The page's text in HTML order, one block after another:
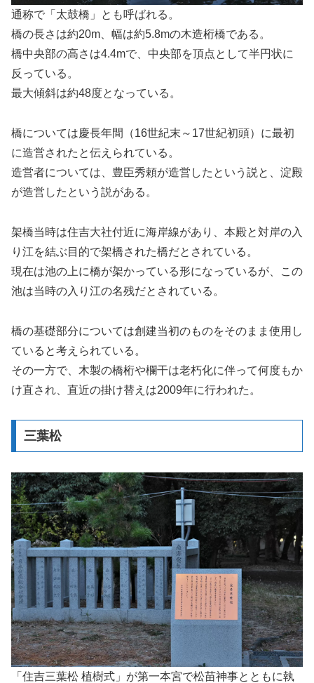
通称で「太鼓橋」とも呼ばれる。
橋の長さは約20m、幅は約5.8mの木造桁橋である。
橋中央部の高さは4.4mで、中央部を頂点として半円状に
反っている。
最大傾斜は約48度となっている。
橋については慶長年間（16世紀末～17世紀初頭）に最初
に造営されたと伝えられている。
造営者については、豊臣秀頼が造営したという説と、淀殿
が造営したという説がある。
架橋当時は住吉大社付近に海岸線があり、本殿と対岸の入
り江を結ぶ目的で架橋された橋だとされている。
現在は池の上に橋が架かっている形になっているが、この
池は当時の入り江の名残だとされている。
橋の基礎部分については創建当初のものをそのまま使用し
ていると考えられている。
その一方で、木製の橋桁や欄干は老朽化に伴って何度もか
け直され、直近の掛け替えは2009年に行われた。
三葉松
「住吉三葉松 植樹式」が第一本宮で松苗神事とともに執